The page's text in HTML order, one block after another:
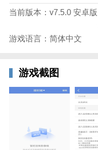
2、输入注册手机号与
件内的全部功能。
当前版本：v7.5.0 安卓版
游戏语言：简体中文
游戏截图